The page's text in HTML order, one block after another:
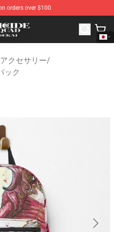
orders over $100
- Official Suicide Squad
クセサリー/
ック